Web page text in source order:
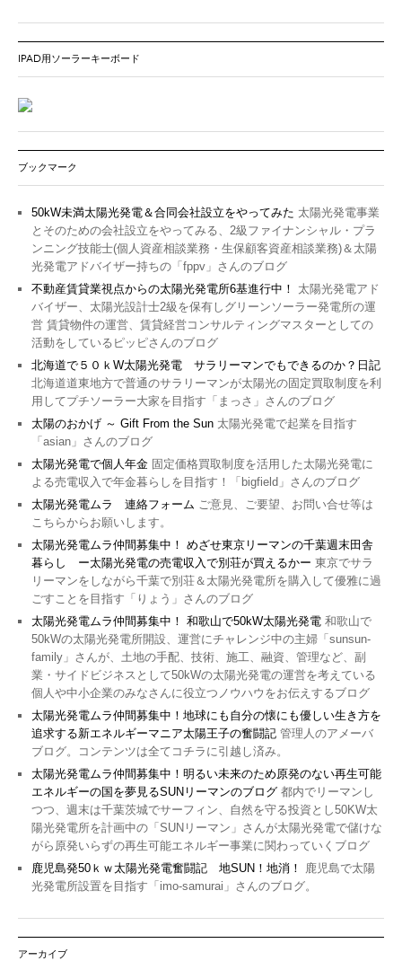
IPAD用ソーラーキーボード
ブックマーク
50kW未満太陽光発電＆合同会社設立をやってみた 太陽光発電事業
とそのための会社設立をやってみる、2級ファイナンシャル・プラ
ンニング技能士(個人資産相談業務・生保顧客資産相談業務)＆太陽
光発電アドバイザー持ちの「fppv」さんのブログ
不動産賃貸業視点からの太陽光発電所6基進行中！
太陽光発電アド
バイザー、太陽光設計士2級を保有しグリーンソーラー発電所の運
営 賃貸物件の運営、賃貸経営コンサルティングマスターとしての
活動をしているピッピさんのブログ
北海道で５０ｋW太陽光発電 サラリーマンでもできるのか？日記
北海道道東地方で普通のサラリーマンが太陽光の固定買取制度を利
用してプチソーラー大家を目指す「まっさ」さんのブログ
太陽のおかげ ～ Gift From the Sun 太陽光発電で起業を目指す
「asian」さんのブログ
太陽光発電で個人年金 固定価格買取制度を活用した太陽光発電に
よる売電収入で年金暮らしを目指す！「bigfield」さんのブログ
太陽光発電ムラ 連絡フォーム ご意見、ご要望、お問い合せ等は
こちらからお願いします。
太陽光発電ムラ仲間募集中！ めざせ東京リーマンの千葉週末田舎
暮らし ー太陽光発電の売電収入で別荘が買えるかー 東京でサラ
リーマンをしながら千葉で別荘＆太陽光発電所を購入して優雅に過
ごすことを目指す「りょう」さんのブログ
太陽光発電ムラ仲間募集中！ 和歌山で50kW太陽光発電 和歌山で
50kWの太陽光発電所開設、運営にチャレンジ中の主婦「sunsun-
family」さんが、土地の手配、技術、施工、融資、管理など、副
業・サイドビジネスとして50kWの太陽光発電の運営を考えている
個人や中小企業のみなさんに役立つノウハウをお伝えするブログ
太陽光発電ムラ仲間募集中！地球にも自分の懐にも優しい生き方を
追求する新エネルギーマニア太陽王子の奮闘記 管理人のアメーバ
ブログ。コンテンツは全てコチラに引越し済み。
太陽光発電ムラ仲間募集中！明るい未来のため原発のない再生可能
エネルギーの国を夢見るSUNリーマンのブログ 都内でリーマンし
つつ、週末は千葉茨城でサーフィン、自然を守る投資とし50KW太
陽光発電所を計画中の「SUNリーマン」さんが太陽光発電で儲けな
がら原発いらずの再生可能エネルギー事業に関わっていくブログ
鹿児島発50ｋｗ太陽光発電奮闘記 地SUN！地消！
鹿児島で太陽
光発電所設置を目指す「imo-samurai」さんのブログ。
アーカイブ